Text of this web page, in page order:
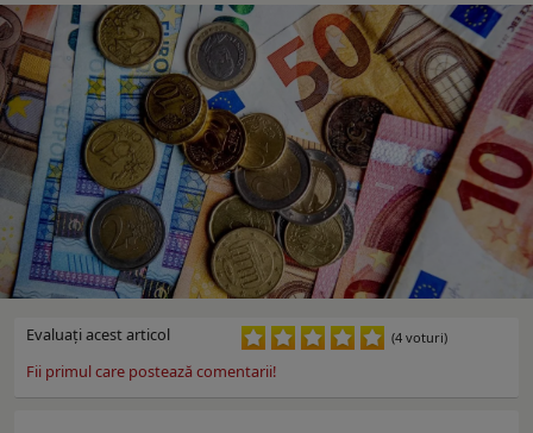
Evaluaţi acest articol (4 voturi)
Fii primul care postează comentarii!